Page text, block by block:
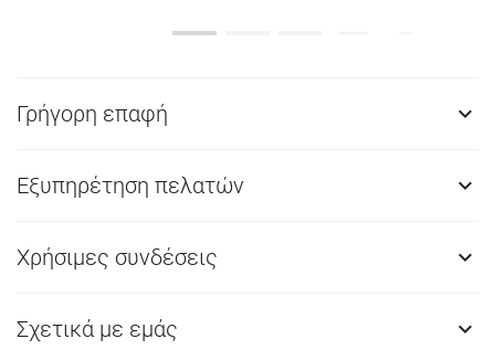
Γρήγορη επαφή 
Εξυπηρέτηση πελατών 
Χρήσιμες συνδέσεις 
Σχετικά με εμάς 